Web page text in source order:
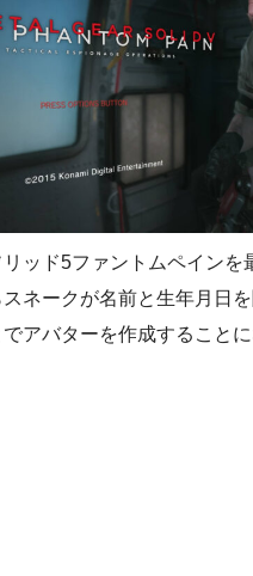
リッド5ファントムペインを
ネークが名前と生年月日
アバターを作成することに